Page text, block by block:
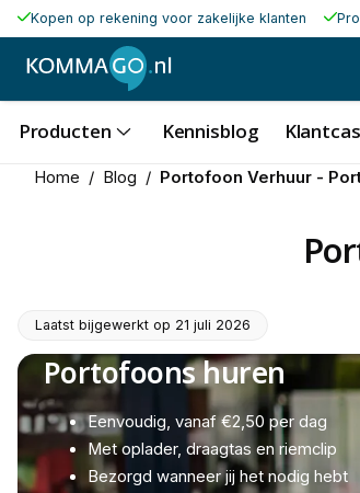
Kopen op rekening voor zakelijke klanten
Producten Kennisblog
Home / Blog / Portofoon Verhuur -
Laatst bijgewerkt op 21 juli 2026
Portofoons huren
Eenvoudig, vanaf €2,50 per dag
Met oplader, draagtas en riemclip
Bezorgd wanneer jij het nodig hebt